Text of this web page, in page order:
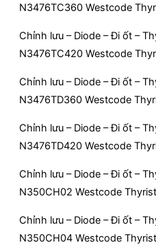
N3476TC360 Westcode
Chỉnh lưu – Diode – Đi ốt –
N3476TC420 Westcode
Chỉnh lưu – Diode – Đi ốt –
N3476TD360 Westcode
Chỉnh lưu – Diode – Đi ốt –
N3476TD420 Westcode
Chỉnh lưu – Diode – Đi ốt –
N350CH02 Westcode
Chỉnh lưu – Diode – Đi ốt –
N350CH04 Westcode